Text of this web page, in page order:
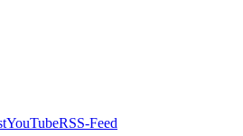
YouTubeRSS-Feed